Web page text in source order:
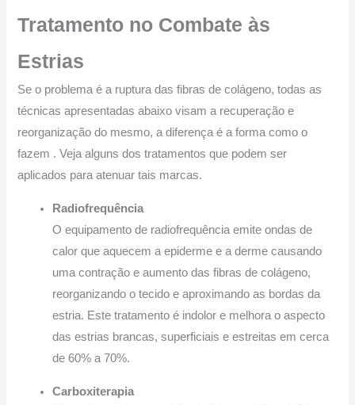
Tratamento no Combate às
Estrias
Se o problema é a ruptura das fibras de colágeno, todas as
técnicas apresentadas abaixo visam a recuperação e
reorganização do mesmo, a diferença é a forma como o
fazem . Veja alguns dos tratamentos que podem ser
aplicados para atenuar tais marcas.
Radiofrequência
O equipamento de radiofrequência emite ondas de
calor que aquecem a epiderme e a derme causando
uma contração e aumento das fibras de colágeno,
reorganizando o tecido e aproximando as bordas da
estria. Este tratamento é indolor e melhora o aspecto
das estrias brancas, superficiais e estreitas em cerca
de 60% a 70%.
Carboxiterapia